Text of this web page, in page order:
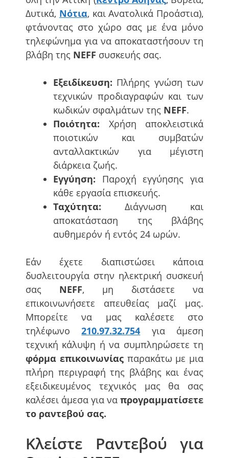
Δυτικά, Νότια, και Ανατολικά Προάστια),
φτάνοντας στο χώρο σας με ένα μόνο
τηλεφώνημα για να αποκαταστήσουν τη
βλάβη της NEFF συσκευής σας.
Εξειδίκευση: Πλήρης γνώση των
τεχνικών προδιαγραφών και των
κωδικών σφαλμάτων της NEFF.
Ποιότητα: Χρήση αποκλειστικά
ποιοτικών και συμβατών
ανταλλακτικών για μέγιστη
διάρκεια ζωής.
Εγγύηση: Παροχή εγγύησης για
κάθε εργασία επισκευής.
Ταχύτητα: Διάγνωση και
αποκατάσταση της βλάβης
αυθημερόν ή εντός 24 ωρών.
Εάν έχετε διαπιστώσει κάποια
δυσλειτουργία στην ηλεκτρική συσκευή
σας NEFF, μη διστάσετε να
επικοινωνήσετε απευθείας μαζί μας.
Μπορείτε να μας καλέσετε στο
τηλέφωνο210.97.32.754 για άμεση
τεχνική κάλυψη ή να συμπληρώσετε τη
φόρμα επικοινωνίαςπαρακάτω με μια
πλήρη περιγραφή της βλάβης και ένας
εξειδικευμένος τεχνικός μας θα σας
καλέσει άμεσα για να προγραμματίσετε
το ραντεβού σας.
Κλείστε Ραντεβού για